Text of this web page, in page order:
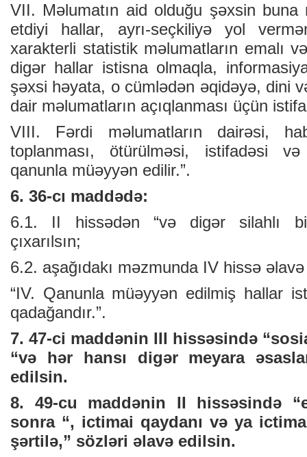
VII. Məlumatın aid olduğu şəxsin buna
etdiyi hallar, ayrı-seçkiliyə yol
xarakterli statistik məlumatların emalı
digər hallar istisna olmaqla,
şəxsi həyata, o cümlədən əqidəyə, dini
dair məlumatların açıqlanması üçün
VIII. Fərdi məlumatların dairəsi,
toplanması, ötürülməsi, istifadəsi
qanunla müəyyən edilir.”.
6. 36-cı maddədə:
6.1. II hissədən “və digər silahlı
çıxarılsın;
6.2. aşağıdakı məzmunda IV hissə
“IV. Qanunla müəyyən edilmiş hallar
qadağandır.”.
7. 47-ci maddənin III hissəsində
“və hər hansı digər meyara
edilsin.
8. 49-cu maddənin II hissəsində
sonra “, ictimai qaydanı və ya
şərtilə,” sözləri əlavə edilsin.